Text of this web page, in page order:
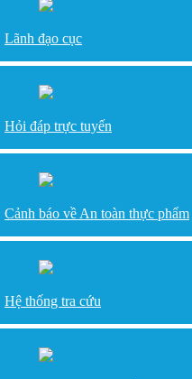
Lãnh đạo cục
Hỏi đáp trực tuyến
Cảnh báo về An toàn thực phẩm
Hệ thống tra cứu